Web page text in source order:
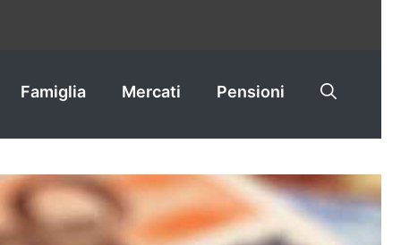
Famiglia Mercati Pensioni